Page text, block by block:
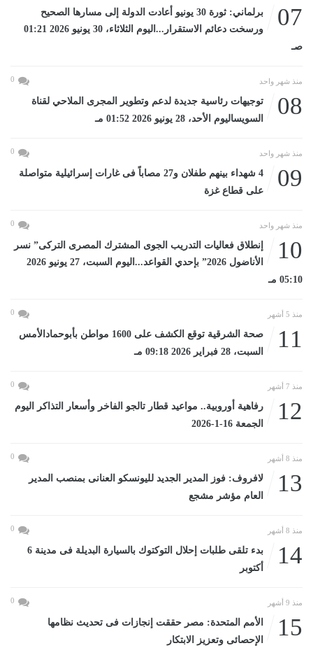
07
برلماني: ثورة 30 يونيو أعادت الدولة إلى مسارها الصحيح
ورسخت دعائم الاستقرار...اليوم الثلاثاء، 30 يونيو 2026 01:21
صـ
منذ شهر واحد 0
08
توجيهات رئاسية جديدة لدعم وتطوير المجرى الملاحي لقناة
السويساليوم الأحد، 28 يونيو 2026 01:52 مـ
منذ شهر واحد 0
09
4 شهداء بينهم طفلان و27 مصاباً فى غارات إسرائيلية متواصلة
على قطاع غزة
منذ شهر واحد 0
10
إنطلاق فعاليات التدريب الجوى المشترك المصرى التركى” نسر
الأناضول 2026” بإحدي القواعد...اليوم السبت، 27 يونيو 2026
05:10 مـ
منذ 5 أشهر 0
11
صحة الشرقية توقع الكشف على 1600 مواطن بأبوحمادالأمس
السبت، 28 فبراير 2026 09:18 مـ
منذ 7 أشهر 0
12
رفاهية أوروبية.. مواعيد قطار تالجو الفاخر وأسعار التذاكر اليوم
الجمعة 16-1-2026
منذ 8 أشهر 0
13
لافروف: فوز المدير الجديد لليونسكو العنانى بمنصب المدير
العام مؤشر مشجع
منذ 8 أشهر 0
14
بدء تلقى طلبات إحلال التوكتوك بالسيارة البديلة فى مدينة 6
أكتوبر
منذ 9 أشهر 0
15
الأمم المتحدة: مصر حققت إنجازات فى تحديث نظامها
الإحصائى وتعزيز الابتكار